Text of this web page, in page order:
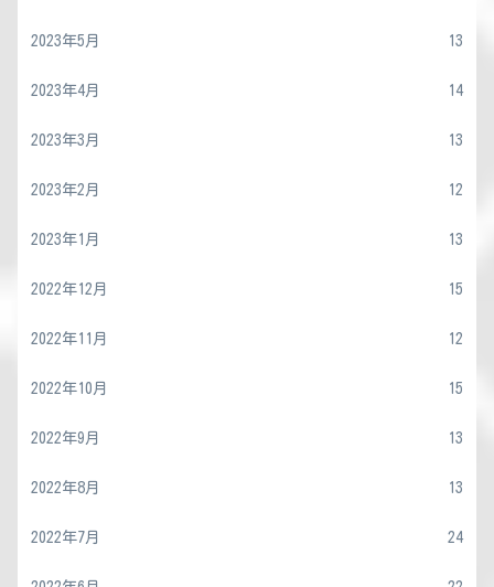
2023年5月 13
2023年4月 14
2023年3月 13
2023年2月 12
2023年1月 13
2022年12月 15
2022年11月 12
2022年10月 15
2022年9月 13
2022年8月 13
2022年7月 24